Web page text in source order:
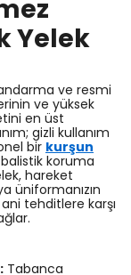
Yelek
ve resmi
ve yüksek
en üst
gizli kullanım
bir kurşun
koruma
hareket
üniformanızın
tehditlere karşı
Tabanca